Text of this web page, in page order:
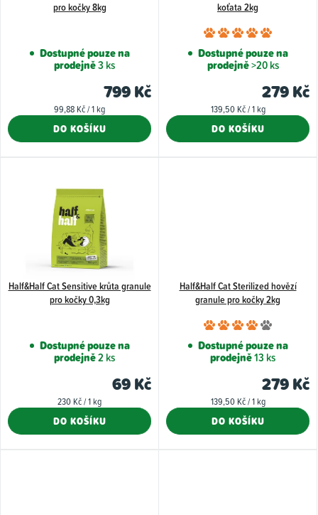
ů
pro kočky 8kg
Dostupné pouze na
prodejně3 ks
799 Kč
Měrná
99,88 Kč / 1 kg
DO KOŠÍKU
koťata 2kg
je
5,0
z
Dostupné pouze na
prodejně>20 ks
279 Kč
Měrná
139,50 Kč / 1 kg
DO KOŠÍKU
Half&Half Cat Sensitive krůta granule
pro kočky 0,3kg
Dostupné pouze na
prodejně2 ks
69 Kč
Měrná
230 Kč / 1 kg
DO KOŠÍKU
Half&Half Cat Sterilized hovězí
granule pro kočky 2kg
je
4,0
z
Dostupné pouze na
prodejně13 ks
279 Kč
Měrná
139,50 Kč / 1 kg
DO KOŠÍKU